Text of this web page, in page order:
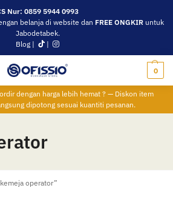
Nur: 0859 5944 0993
belanja di website dan FREE ONGKIRuntuk
Jabodetabek.
Blog | |
0
dengan harga lebih hemat ? — Diskon item
dipotong sesuai kuantiti pesanan.
operator”